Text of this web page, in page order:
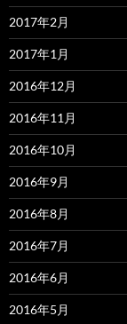
2017年2月
2017年1月
2016年12月
2016年11月
2016年10月
2016年9月
2016年8月
2016年7月
2016年6月
2016年5月